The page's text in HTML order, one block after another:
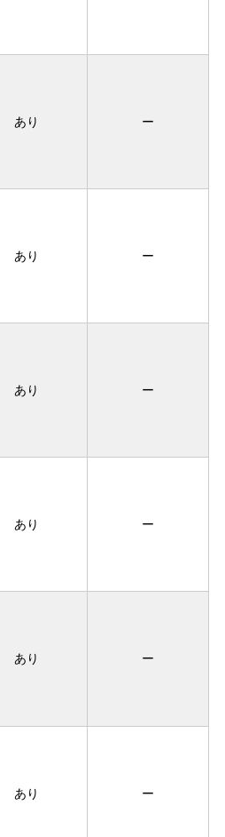
あり ー
あり ー
あり ー
あり ー
あり ー
あり ー